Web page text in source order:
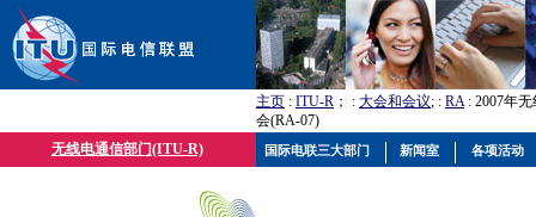
主页 : ITU-R ； : 大会和会议; : RA: 2007年
会(RA-07)
无线电通信部门(ITU-R)
国际电联三大部门 新闻室 各项活动